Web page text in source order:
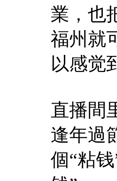
業，也
福州就
以感觉
直播間
逢年過
個“粘